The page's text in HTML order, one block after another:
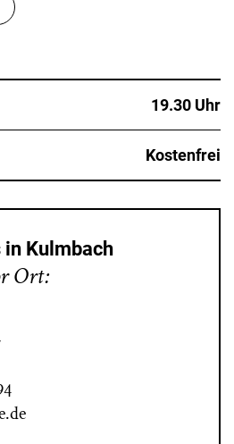
19.30 Uhr
Kostenfrei
Kulmbach
Ort: